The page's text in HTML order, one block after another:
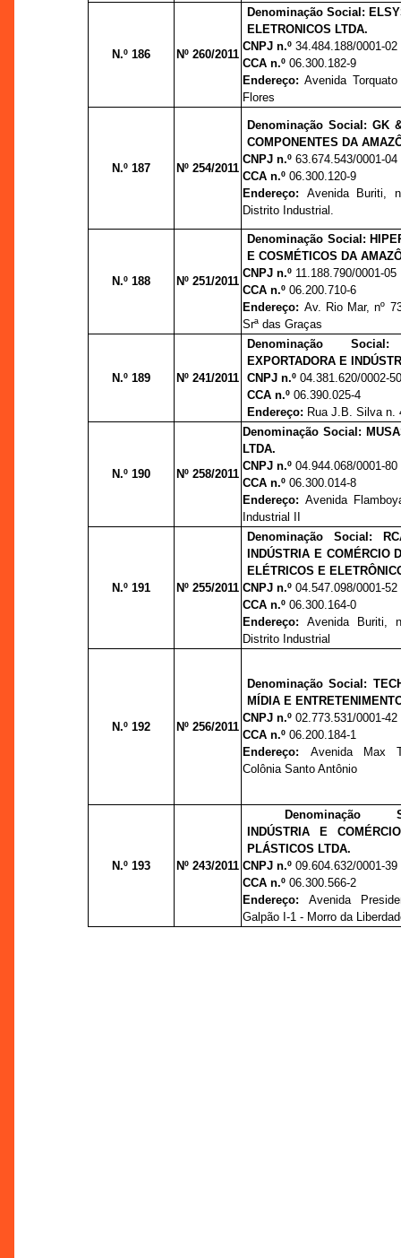
N.º 186 Nº 260/2011
Denominação Social:
ELETRONICOS LTDA.
CNPJ n.º34.484.188/0001-02
CCA n.º 06.300.182-9
Endereço:Avenida
Flores
N.º 187 Nº 254/2011
Denominação Social: GK
COMPONENTES DA
CNPJ n.º63.674.543/0001-04
CCA n.º 06.300.120-9
Endereço: Avenida Buriti,
Distrito Industrial.
N.º 188 Nº 251/2011
Denominação Social:
E COSMÉTICOS DA
CNPJ n.º 11.188.790/0001-05
CCA n.º 06.200.710-6
Endereço: Av. Rio Mar, nº
Srª das Graças
N.º 189 Nº 241/2011
Denominação Social:
EXPORTADORA E
CNPJ n.º 04.381.620/0002-50
CCA n.º 06.390.025-4
Endereço: Rua J.B. Silva n.
N.º 190 Nº 258/2011
Denominação Social:
LTDA.
CNPJ n.º04.944.068/0001-80
CCA n.º 06.300.014-8
Endereço:Avenida
Industrial II
N.º 191 Nº 255/2011
Denominação Social:
INDÚSTRIA E COMÉRCIO
ELÉTRICOS E
CNPJ n.º04.547.098/0001-52
CCA n.º 06.300.164-0
Endereço:Avenida Buriti,
Distrito Industrial
N.º 192 Nº 256/2011
Denominação Social:
MÍDIA E
CNPJ n.º02.773.531/0001-42
CCA n.º 06.200.184-1
Endereço: Avenida Max
Colônia Santo Antônio
N.º 193 Nº 243/2011
Denominação
INDÚSTRIA E
PLÁSTICOS LTDA.
CNPJ n.º09.604.632/0001-39
CCA n.º 06.300.566-2
Endereço: Avenida
Galpão I-1 - Morro da